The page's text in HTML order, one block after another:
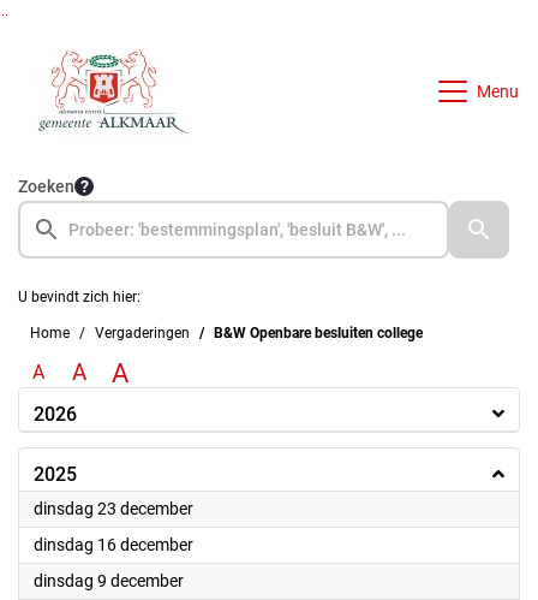
Menu
Zoeken
U bevindt zich hier:
Home Vergaderingen B&W Openbare besluiten college
A A A
2026
2025
dinsdag 23 december2025
dinsdag 16 december2025
dinsdag 9 december2025